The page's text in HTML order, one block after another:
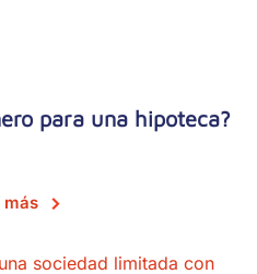
para una hipoteca?
más